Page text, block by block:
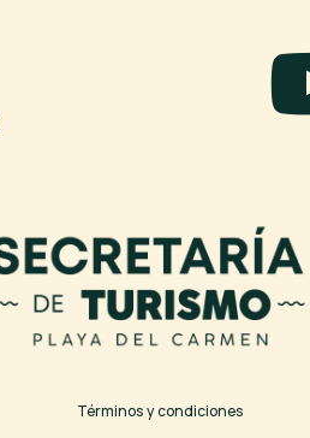
Términos y condiciones